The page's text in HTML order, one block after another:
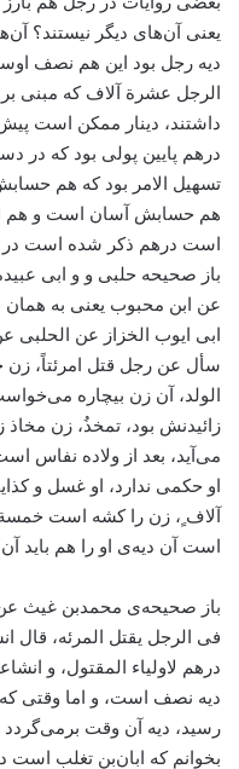
یعنی آن‌های دیگر نیستند؟
دیه رجل بود این هم نصف
الرجل عشرة آلاف که مبنی
داشتند، دینار ممکن است
درهم پایین پولی بود که در
تسهیل الامر بود که هم
هم حسابش آسان است و هم
است درهم ذکر شده است در
باز صحیحه حلبی و و ابی
عن ابن محبوب یعنی به
ابی ایوب الخزاز عن الحلبی
سأل عن رجل قتل امرئتاً،
الولد، آن زن بیچاره
زائیدنش بود، تمخذُ، زن مخاذ
می‌آید، بعد از ولاده نفاس
او حکمی ندارد، او غسل و
آلاف ٍ، زن را کشه است
است آن دیه‌ی او را هم باید
باز صحیحه‌ی محمد‌بن غیث
فی الرجل یقتل المرئه، قال
درهم لاولیاء المقتول، و
دیه نصف است، و اما وقتی
رسید، دیه آن وقت برمی‌‌گردد
بخوانم که ابان‌بن تغلب است